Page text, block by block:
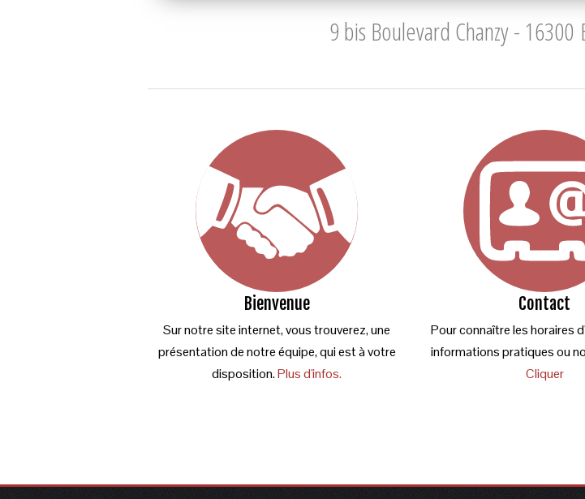
9 bis Boulevard Chanzy -
Bienvenue
Sur notre site internet, vous trouverez, une
présentation de notre équipe, qui est à votre
disposition.Plus d'infos.
Contact
Pour connaître les horaires
informations pratiques ou
Cliquer